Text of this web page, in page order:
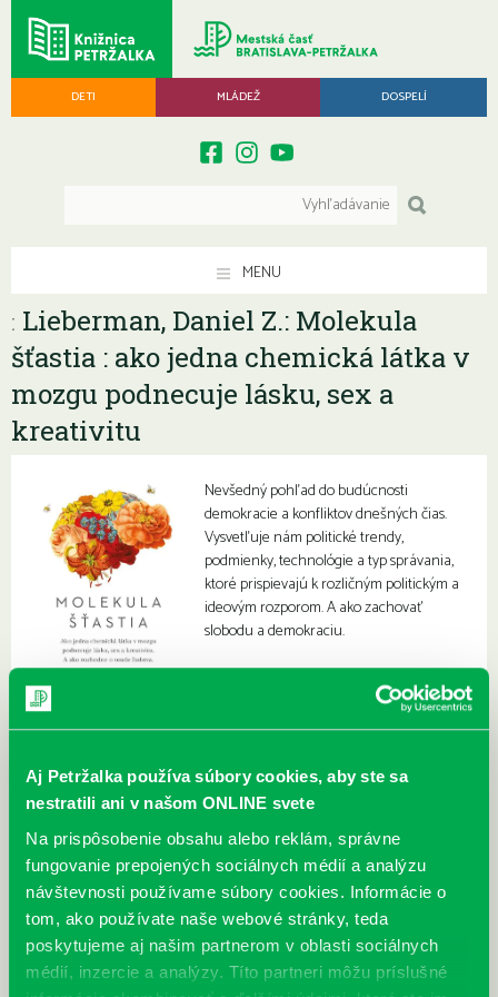
Aj Petržalka používa súbory cookies, aby ste sa
nestratili ani v našom ONLINE svete
Na prispôsobenie obsahu alebo reklám, správne
fungovanie prepojených sociálnych médií a analýzu
návštevnosti používame súbory cookies. Informácie o
tom, ako používate naše webové stránky, teda
poskytujeme aj našim partnerom v oblasti sociálnych
médií, inzercie a analýzy. Títo partneri môžu príslušné
DETI MLÁDEŽ DOSPELÍ
MENU
: Lieberman, Daniel Z.: Molekula
šťastia : ako jedna chemická látka v
mozgu podnecuje lásku, sex a
kreativitu
Nevšedný pohľad do budúcnosti
demokracie a konfliktov dnešných čias.
Vysvetľuje nám politické trendy,
podmienky, technológie a typ správania,
ktoré prispievajú k rozličným politickým a
ideovým rozporom. A ako zachovať
slobodu a demokraciu.